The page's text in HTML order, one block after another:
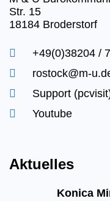
Str. 15
18184 Broderstorf
+49(0)38204 /
rostock@m-
Support
Youtube
Aktuelles
Konica